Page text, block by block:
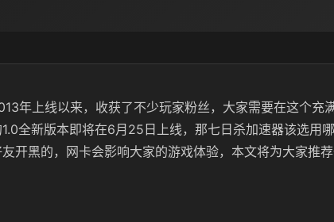
年上线以来，收获了不少玩家粉丝，大家需要在这个充
全新版本即将在6月25日上线，那七日杀加速器该选用
开黑的，网卡会影响大家的游戏体验，本文将为大家推